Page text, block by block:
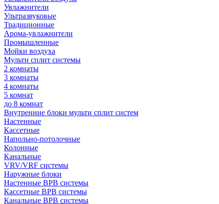
Увлажнители
Ультразвуковые
Традиционные
Арома-увлажнители
Промышленные
Мойки воздуха
Мульти сплит системы
2 комнаты
3 комнаты
4 комнаты
5 комнат
до 8 комнат
Внутренние блоки мульти сплит систем
Настенные
Кассетные
Напольно-потолочные
Колонные
Канальные
VRV/VRF системы
Наружные блоки
Настенные ВРВ системы
Кассетные ВРВ системы
Канальные ВРВ системы